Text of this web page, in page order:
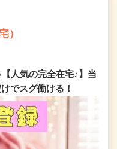
）
人気の完全在宅♪】当
でスグ働ける！